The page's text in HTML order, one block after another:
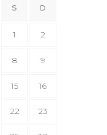
S D
1 2
8 9
15 16
22 23